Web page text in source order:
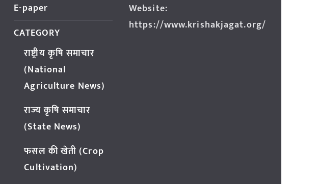
E-paper
CATEGORY
राष्ट्रीय कृषि समाचार
(National
Agriculture News)
राज्य कृषि समाचार
(State News)
फसल की खेती (Crop
Cultivation)
Website:
https://www.krishakjagat.org/